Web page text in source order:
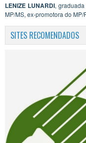
LENIZE LUNARDI,
MP/MS, ex-promotora do MP/
SITES RECOMENDADOS